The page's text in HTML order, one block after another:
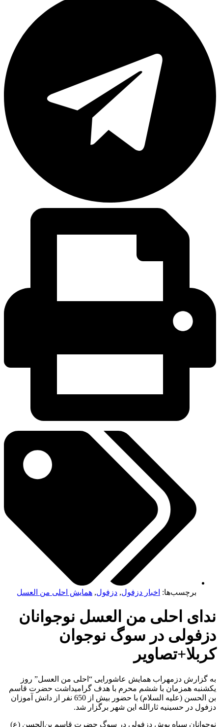
برچسب‌ها:اخبار دزفول,دزفول,همایش احلی من العسل
احلی من العسل نوجوانان
در سوگ نوجوان
گزارش دزمهراب همایش عاشورایی “احلی من العسل” روز
همزمان با ششم محرم با هدف گرامیداشت حضرت قاسم
بن الحسن (علیه السلام) با حضور بیش از 650 نفر از دانش آموزان
در حسینیه ثارالله این شهر برگزار شد.
سیاه پوش دزفولی در سوگ حضرت قاسم بن‌الحسن (ع)